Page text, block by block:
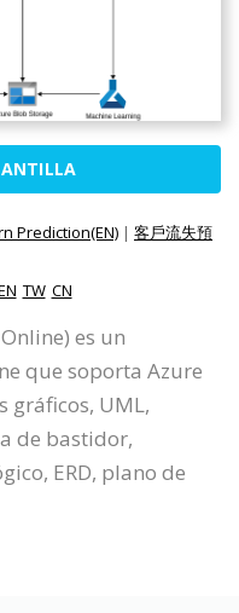
Prediction(EN) | 客戶流失預
TW CN
es un
que soporta Azure
gráficos, UML,
de bastidor,
ERD, plano de